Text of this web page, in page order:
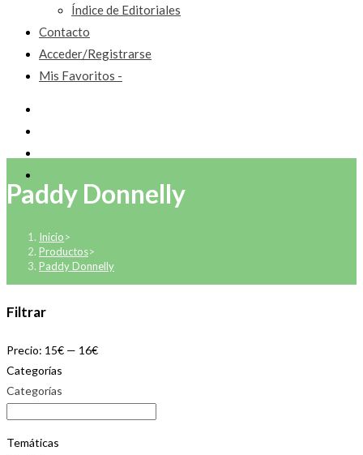
Índice de Editoriales
Contacto
Acceder/Registrarse
Mis Favoritos -
Paddy Donnelly
Inicio>
Productos>
Paddy Donnelly
Filtrar
Precio: 15€ — 16€
Categorías
Categorías
Temáticas